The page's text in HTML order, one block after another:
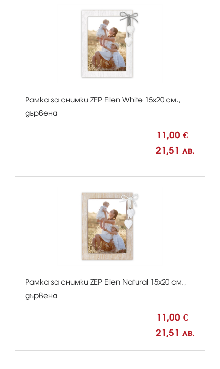
Рамка за снимки ZEP Ellen White 15x20 см.,
дървена
11,00 €
21,51 лв.
Рамка за снимки ZEP Ellen Natural 15x20 см.,
дървена
11,00 €
21,51 лв.